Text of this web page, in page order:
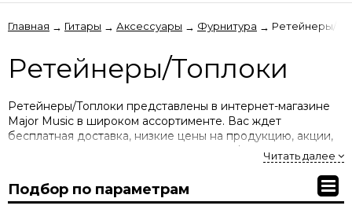
Главная → Гитары → Аксессуары → Фурнитура → Ретейнеры/
Ретейнеры/Топлоки
Ретейнеры/Топлоки представлены в интернет-магазине
Major Music в широком ассортименте. Вас ждет
бесплатная доставка, низкие цены на продукцию, акции,
скидки, распродажи. Купить ретейнеры/топлоки вы
можете у нас по ценам производителя с гарантией.
Читать далее
Подбор по параметрам